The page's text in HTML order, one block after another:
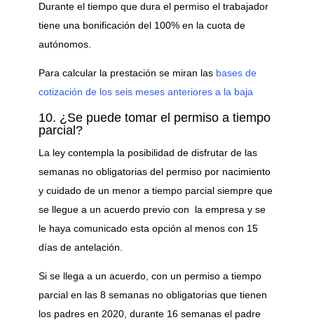
Durante el tiempo que dura el permiso el trabajador
tiene una bonificación del 100% en la cuota de
autónomos.
Para calcular la prestación se miran lasbases de
cotización de los seis meses anteriores a la baja
10. ¿Se puede tomar el permiso a tiempo
parcial?
La ley contempla la posibilidad de disfrutar de las
semanas no obligatorias del permiso por nacimiento
y cuidado de un menor a tiempo parcial siempre que
se llegue a un acuerdo previo con la empresa y se
le haya comunicado esta opción al menos con 15
días de antelación.
Si se llega a un acuerdo, con un permiso a tiempo
parcial en las 8 semanas no obligatorias que tienen
los padres en 2020, durante 16 semanas el padre